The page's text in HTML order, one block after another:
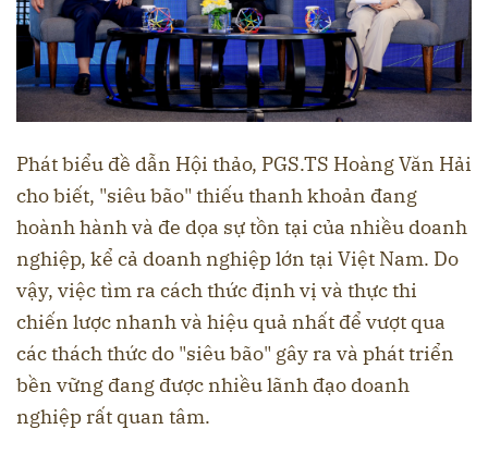
Phát biểu đề dẫn Hội thảo, PGS.TS Hoàng Văn Hải
cho biết, "siêu bão" thiếu thanh khoản đang
hoành hành và đe dọa sự tồn tại của nhiều doanh
nghiệp, kể cả doanh nghiệp lớn tại Việt Nam. Do
vậy, việc tìm ra cách thức định vị và thực thi
chiến lược nhanh và hiệu quả nhất để vượt qua
các thách thức do "siêu bão" gây ra và phát triển
bền vững đang được nhiều lãnh đạo doanh
nghiệp rất quan tâm.